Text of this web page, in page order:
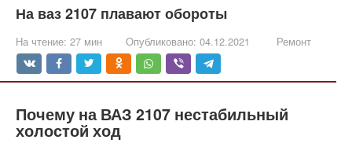
На ваз 2107 плавают обороты
На чтение: 27 мин Опубликовано: 04.12.2021 Ремонт
Почему на ВАЗ 2107 нестабильный
холостой ход